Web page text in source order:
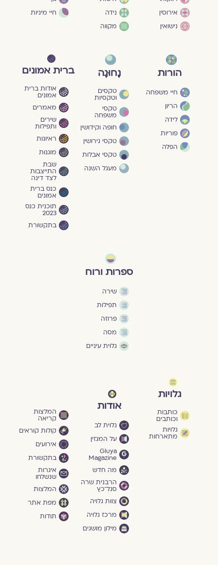
אירוסין
נישואין
נידה
מקווה
חיי מיניות
הורות
חיי משפחה
הריון
לידה
פוריות
הפלה
נָחוּגָה
טקסים
וטקסיות
טקסי
משפחה
חופה וקידושין
טקסי גירושין
טקסי אבלות
מעגל השנה
ברית אמונים
אודות ברית
אמונים
מאמרים
שירים
ותפילות
ראיונות
מוגנוּת
שבת
התייצבות
לצד דינה
כנס ברית
אמונים
תוכנית כנס
2023
בתקשורת
ספרות ורוח
שירה
תפילות
פרוזה
מסה
גלוית עיניים
גלויות
כותבות
וכותבים
גלויות
מתארחות
אודות
גלוית לב
על המגזין
Gluya
Magazine
מה חדש
הרבנית שרה
סגל־כץ
צוות גלויה
מרכז גלויה
מילון מושגים
המלצות
קריאה
קולות קוראים
אירועים
בתקשורת
איגרות
שנשלחו
המלצות
מפת אתר
תודות